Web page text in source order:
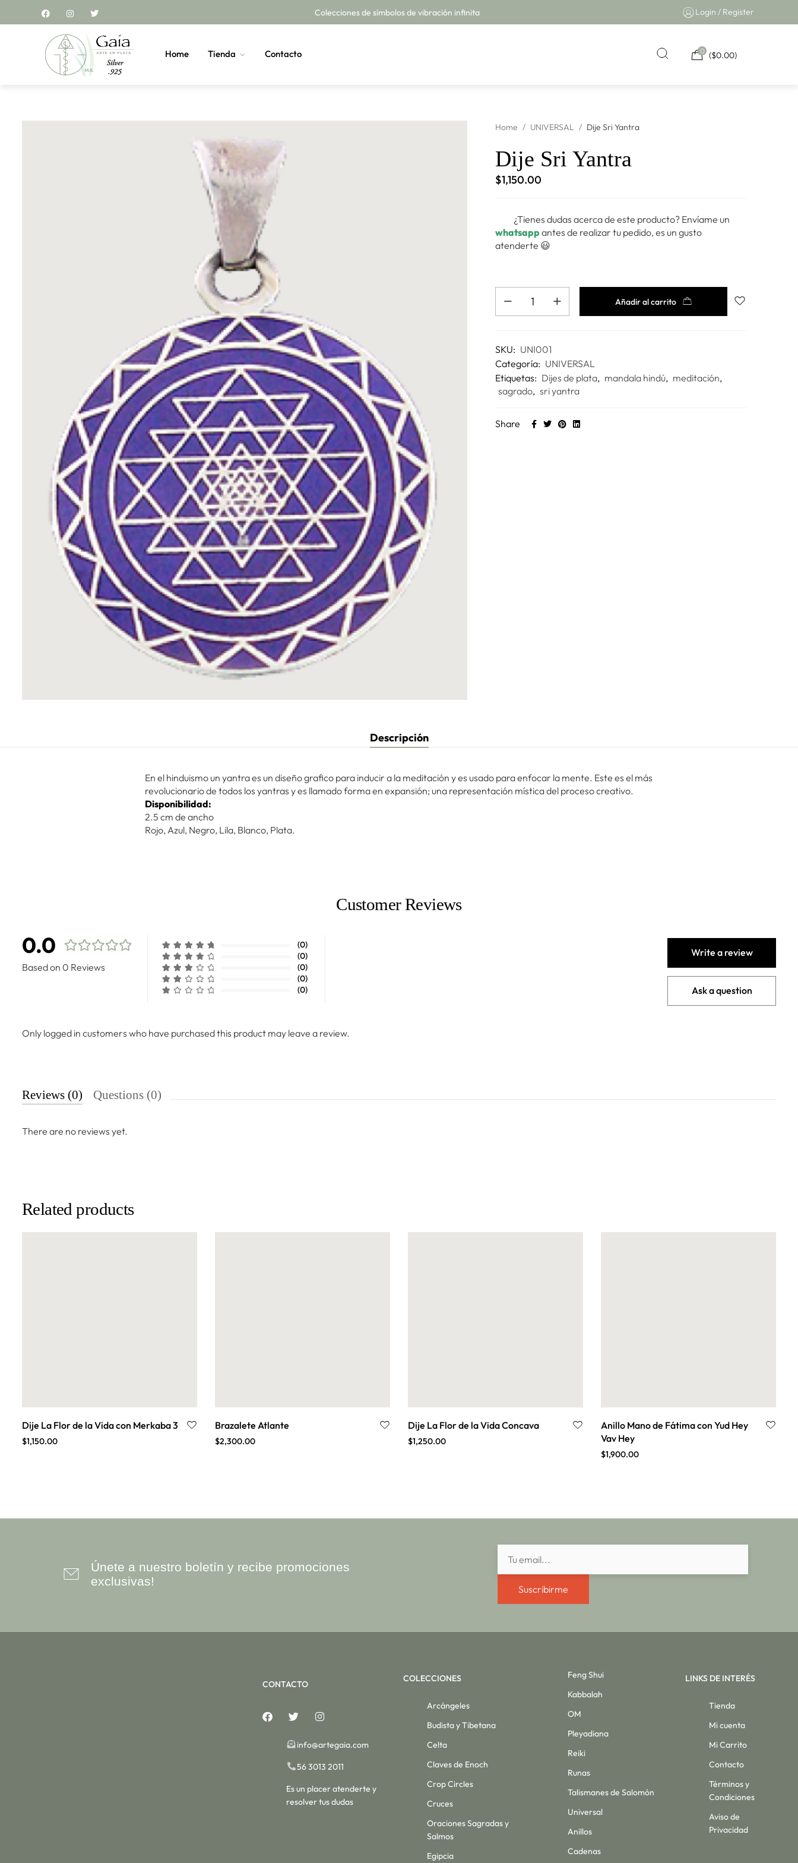
Colecciones de símbolos de vibración infinita Login / Register
Home Tienda Contacto 0 ($0.00)
Home / UNIVERSAL / Dije Sri Yantra
Dije Sri Yantra
$1,150.00
¿Tienes dudas acerca de este producto? Envíame un
whatsapp antes de realizar tu pedido, es un gusto
atenderte 😃
Añadir al carrito
SKU: UNI001
Categoría: UNIVERSAL
Etiquetas: Dijes de plata, mandala hindú, meditación,
sagrado, sri yantra
Share
Descripción
En el hinduismo un yantra es un diseño grafico para inducir a la meditación y es usado para enfocar la mente. Este es el más
revolucionario de todos los yantras y es llamado forma en expansión; una representación mística del proceso creativo.
Disponibilidad:
2.5 cm de ancho
Rojo, Azul, Negro, Lila, Blanco, Plata.
Customer Reviews
0.0
Based on 0 Reviews
(0)
(0)
(0)
(0)
(0)
Write a review
Ask a question
Only logged in customers who have purchased this product may leave a review.
Reviews (0) Questions (0)
There are no reviews yet.
Related products
Dije La Flor de la Vida con Merkaba 3
$1,150.00
Brazalete Atlante
$2,300.00
Dije La Flor de la Vida Concava
$1,250.00
Anillo Mano de Fátima con Yud Hey
Vav Hey
$1,900.00
Únete a nuestro boletín y recibe promociones
exclusivas!
Suscribirme
CONTACTO
info@artegaia.com
56 3013 2011
Es un placer atenderte y
resolver tus dudas
COLECCIONES
Arcángeles
Budista y Tibetana
Celta
Claves de Enoch
Crop Circles
Cruces
Oraciones Sagradas y
Salmos
Egipcia
Feng Shui
Kabbalah
OM
Pleyadiana
Reiki
Runas
Talismanes de Salomón
Universal
Anillos
Cadenas
LINKS DE INTERÉS
Tienda
Mi cuenta
Mi Carrito
Contacto
Términos y
Condiciones
Aviso de
Privacidad